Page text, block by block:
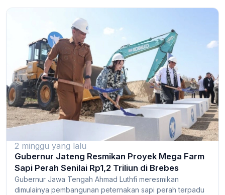
2 minggu yang lalu
Gubernur Jateng Resmikan Proyek Mega Farm
Sapi Perah Senilai Rp1,2 Triliun di Brebes
Gubernur Jawa Tengah Ahmad Luthfi meresmikan
dimulainya pembangunan peternakan sapi perah terpadu